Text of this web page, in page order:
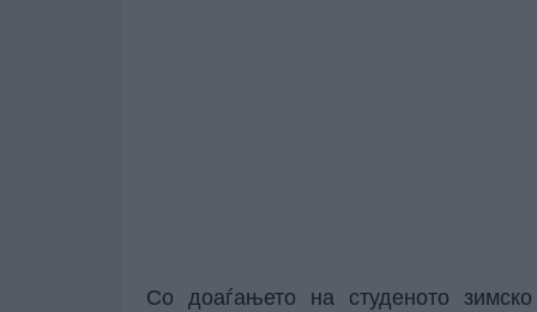
Со доаѓањето на студеното